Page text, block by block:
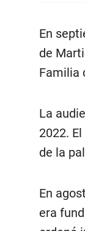
En
de
Familia
La
2022.
de la
En
era